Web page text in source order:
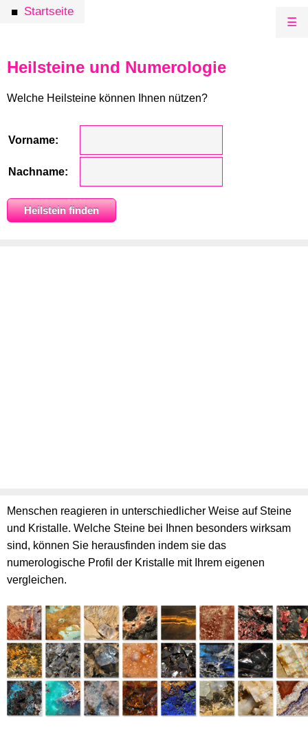
■ Startseite
☰
Heilsteine und Numerologie
Welche Heilsteine können Ihnen nützen?
Vorname:
Nachname:
Menschen reagieren in unterschiedlicher Weise auf Steine
und Kristalle. Welche Steine bei Ihnen besonders wirksam
sind, können Sie herausfinden indem sie das
numerologische Profil der Kristalle mit Ihrem eigenen
vergleichen.